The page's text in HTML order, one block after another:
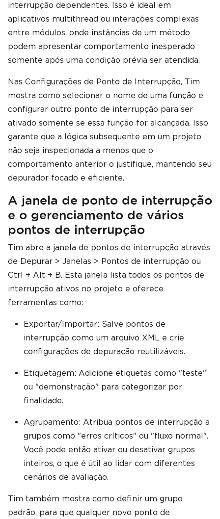
interrupção dependentes. Isso é ideal em
aplicativos multithread ou interações complexas
entre módulos, onde instâncias de um método
podem apresentar comportamento inesperado
somente após uma condição prévia ser atendida.
Nas Configurações de Ponto de Interrupção, Tim
mostra como selecionar o nome de uma função e
configurar outro ponto de interrupção para ser
ativado somente se essa função for alcançada. Isso
garante que a lógica subsequente em um projeto
não seja inspecionada a menos que o
comportamento anterior o justifique, mantendo seu
depurador focado e eficiente.
A janela de ponto de interrupção
e o gerenciamento de vários
pontos de interrupção
Tim abre a janela de pontos de interrupção através
de Depurar > Janelas > Pontos de interrupção ou
Ctrl + Alt + B. Esta janela lista todos os pontos de
interrupção ativos no projeto e oferece
ferramentas como:
Exportar/Importar: Salve pontos de
interrupção como um arquivo XML e crie
configurações de depuração reutilizáveis.
Etiquetagem: Adicione etiquetas como "teste"
ou "demonstração" para categorizar por
finalidade.
Agrupamento: Atribua pontos de interrupção a
grupos como "erros críticos" ou "fluxo normal".
Você pode então ativar ou desativar grupos
inteiros, o que é útil ao lidar com diferentes
cenários de avaliação.
Tim também mostra como definir um grupo
padrão, para que qualquer novo ponto de